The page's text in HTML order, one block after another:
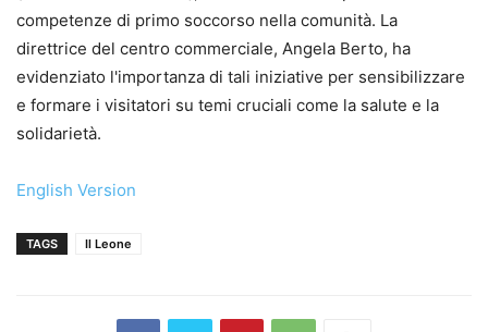
competenze di primo soccorso nella comunità. La
direttrice del centro commerciale, Angela Berto, ha
evidenziato l'importanza di tali iniziative per sensibilizzare
e formare i visitatori su temi cruciali come la salute e la
solidarietà.
English Version
TAGS Il Leone